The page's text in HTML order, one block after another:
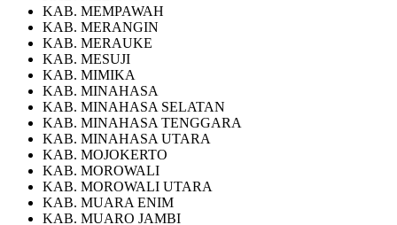
KAB. MEMPAWAH
KAB. MERANGIN
KAB. MERAUKE
KAB. MESUJI
KAB. MIMIKA
KAB. MINAHASA
KAB. MINAHASA SELATAN
KAB. MINAHASA TENGGARA
KAB. MINAHASA UTARA
KAB. MOJOKERTO
KAB. MOROWALI
KAB. MOROWALI UTARA
KAB. MUARA ENIM
KAB. MUARO JAMBI